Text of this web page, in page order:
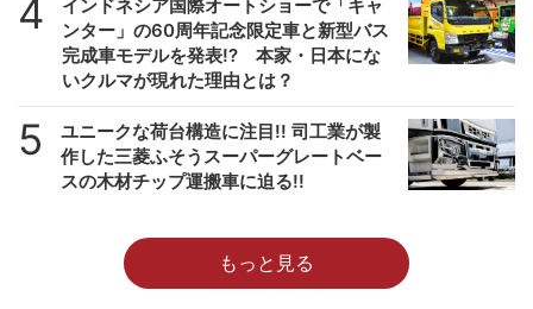
4
インドネシア国際オートショーで「キャ
ンター」の60周年記念限定車と新型バス
完成車モデルを発表!? 本家・日本にな
いクルマが現れた理由とは？
5
ユニークな荷台構造に注目!! 司工業が製
作した三菱ふそうスーパーグレートベー
スの木材チップ運搬車に迫る!!
もっと見る